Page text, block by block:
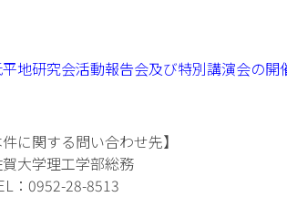
地研究会活動報告会及び特別講演会の開
件に関する問い合わせ先】
大学理工学部総務
：0952-28-8513